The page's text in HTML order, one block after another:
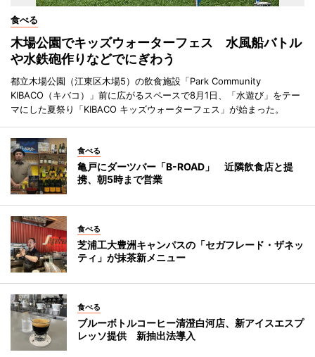
食べる
木場公園でキッズウォーターフェス 水風船バトル
や水鉄砲作りなどでにぎわう
都立木場公園（江東区木場5）の飲食施設「Park Community
KIBACO（キバコ）」前に広がるスペースで8月1日、「水遊び」をテー
マにした夏祭り「KIBACO キッズウォーターフェス」が始まった。
食べる
亀戸にダーツバー「B-ROAD」 近隣飲食店と提
携、朝5時まで営業
食べる
芝浦工大豊洲キャンパスの「セガフレード・ザネッ
ティ」が抹茶新メニュー
食べる
ブルーボトルコーヒー清澄白河店、新アイスエスプ
レッソ提供 新抽出法導入